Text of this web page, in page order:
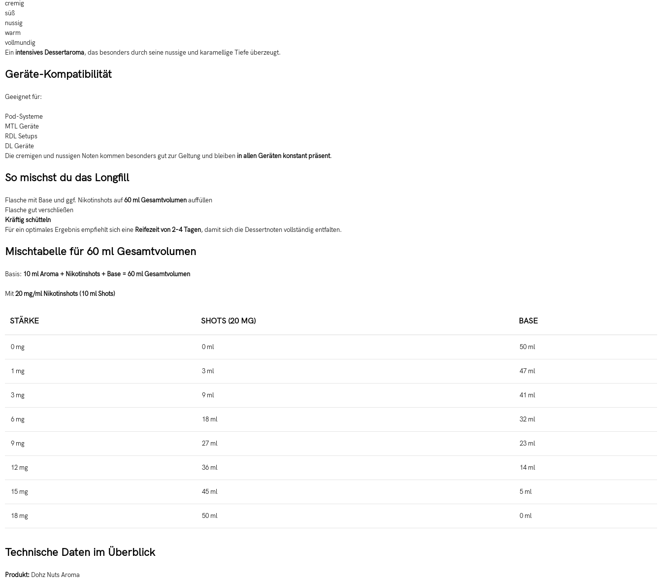
cremig
süß
nussig
warm
vollmundig
Ein intensives Dessertaroma, das besonders durch seine nussige und karamellige Tiefe überzeugt.
Geräte-Kompatibilität
Geeignet für:
Pod-Systeme
MTL Geräte
RDL Setups
DL Geräte
Die cremigen und nussigen Noten kommen besonders gut zur Geltung und bleiben in allen Geräten konstant präsent.
So mischst du das Longfill
Flasche mit Base und ggf. Nikotinshots auf60 ml Gesamtvolumenauffüllen
Flasche gut verschließen
Kräftig schütteln
Für ein optimales Ergebnis empfiehlt sich eine Reifezeit von 2–4 Tagen, damit sich die Dessertnoten vollständig entfalten.
Mischtabelle für 60 ml Gesamtvolumen
Basis: 10 ml Aroma + Nikotinshots + Base = 60 ml Gesamtvolumen
Mit20 mg/ml Nikotinshots (10 ml Shots)
STÄRKE SHOTS (20 MG) BASE
0 mg 0 ml 50 ml
1 mg 3 ml 47 ml
3 mg 9 ml 41 ml
6 mg 18 ml 32 ml
9 mg 27 ml 23 ml
12 mg 36 ml 14 ml
15 mg 45 ml 5 ml
18 mg 50 ml 0 ml
Technische Daten im Überblick
Produkt: Dohz Nuts Aroma